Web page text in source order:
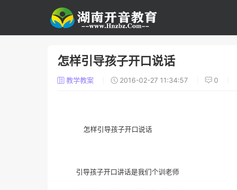
怎样引导孩子开口说话
教学教案 2016-02-27 11:34:57 0
怎样引导孩子开口说话
引导孩子开口讲话是我们个训老师